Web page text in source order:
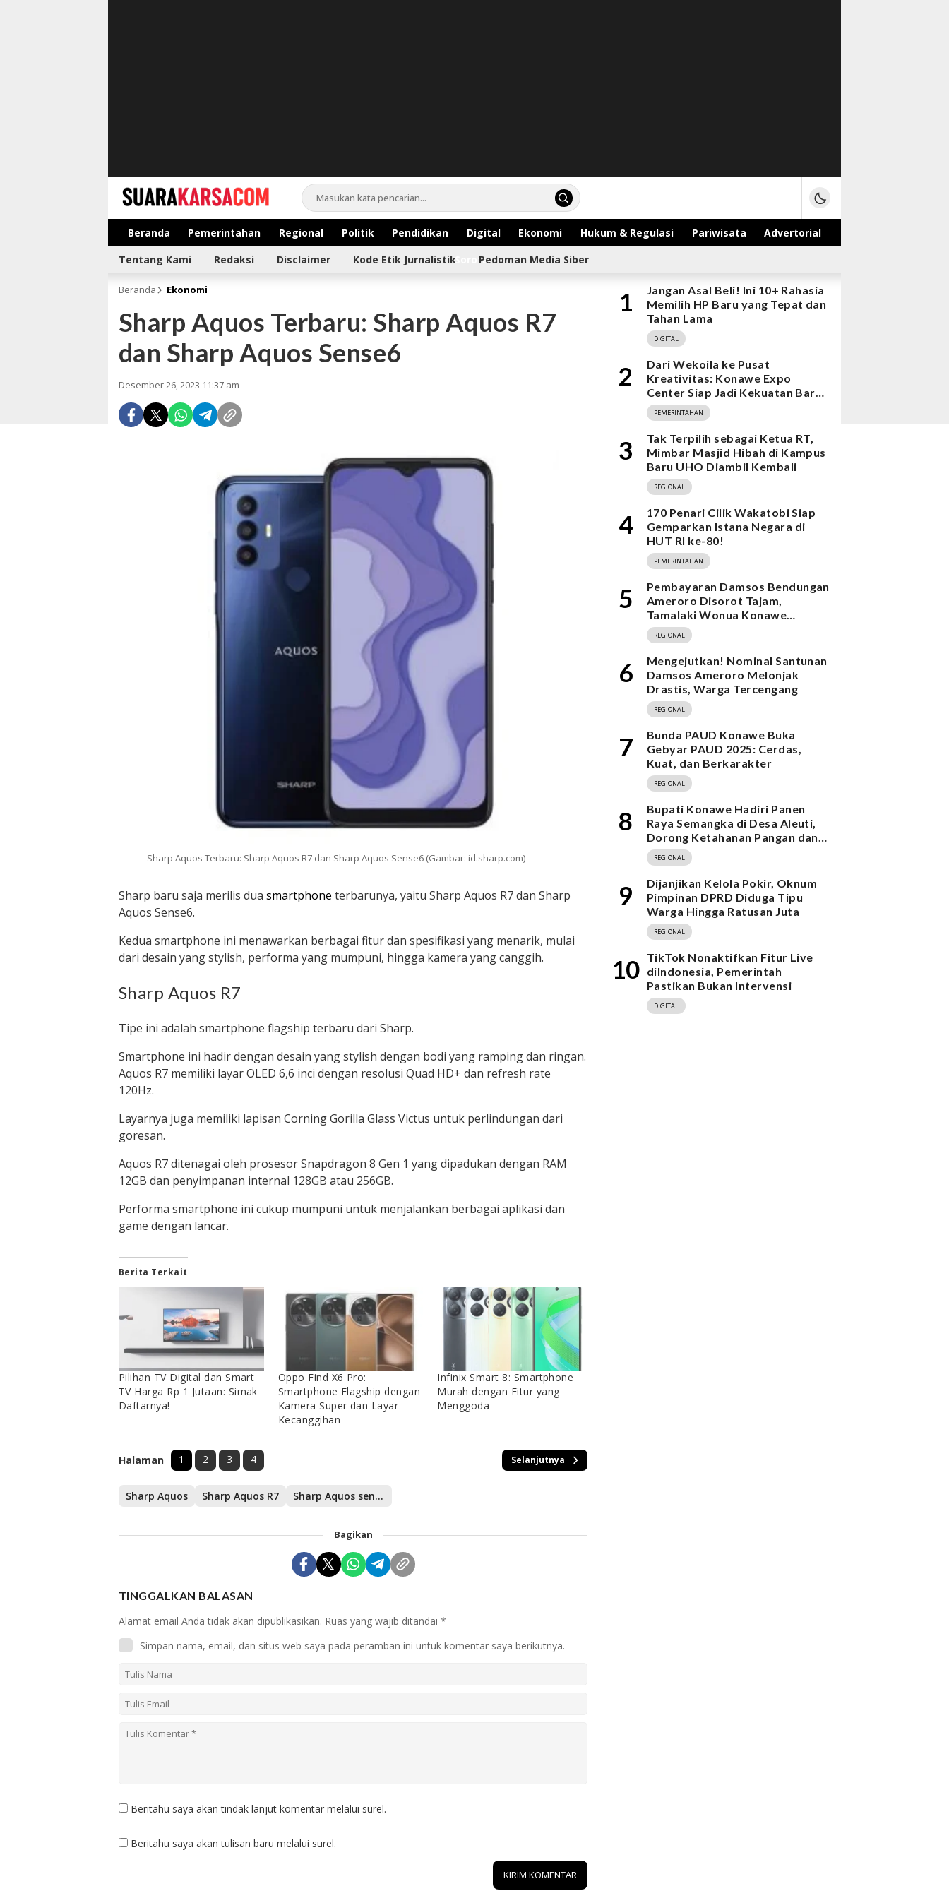
suarakarsa.com
Informasi terpercaya
Beranda Pemerintahan Regional Politik Pendidikan Digital Ekonomi Hukum & Regulasi Pariwisata
Advertorial
Sorotan
Tentang Kami Redaksi Disclaimer Kode Etik Jurnalistik Pedoman Media Siber
Beranda Ekonomi
Sharp Aquos Terbaru: Sharp Aquos R7
dan Sharp Aquos Sense6
Desember 26, 2023 11:37 am
Sharp Aquos Terbaru: Sharp Aquos R7 dan Sharp Aquos Sense6 (Gambar: id.sharp.com)
Sharp baru saja merilis dua smartphone terbarunya, yaitu Sharp Aquos R7 dan Sharp
Aquos Sense6.
Kedua smartphone ini menawarkan berbagai fitur dan spesifikasi yang menarik, mulai
dari desain yang stylish, performa yang mumpuni, hingga kamera yang canggih.
Sharp Aquos R7
Tipe ini adalah smartphone flagship terbaru dari Sharp.
Smartphone ini hadir dengan desain yang stylish dengan bodi yang ramping dan ringan.
Aquos R7 memiliki layar OLED 6,6 inci dengan resolusi Quad HD+ dan refresh rate
120Hz.
Layarnya juga memiliki lapisan Corning Gorilla Glass Victus untuk perlindungan dari
goresan.
Aquos R7 ditenagai oleh prosesor Snapdragon 8 Gen 1 yang dipadukan dengan RAM
12GB dan penyimpanan internal 128GB atau 256GB.
Performa smartphone ini cukup mumpuni untuk menjalankan berbagai aplikasi dan
game dengan lancar.
Berita Terkait
Pilihan TV Digital dan Smart
TV Harga Rp 1 Jutaan: Simak
Daftarnya!
Oppo Find X6 Pro:
Smartphone Flagship dengan
Kamera Super dan Layar
Kecanggihan
Infinix Smart 8: Smartphone
Murah dengan Fitur yang
Menggoda
Halaman 1 2 3 4 Selanjutnya
Sharp Aquos Sharp Aquos R7 Sharp Aquos sens6
Bagikan
TINGGALKAN BALASAN
Alamat email Anda tidak akan dipublikasikan. Ruas yang wajib ditandai *
Simpan nama, email, dan situs web saya pada peramban ini untuk komentar saya berikutnya.
Beritahu saya akan tindak lanjut komentar melalui surel.
Beritahu saya akan tulisan baru melalui surel.
1
Jangan Asal Beli! Ini 10+ Rahasia
Memilih HP Baru yang Tepat dan
Tahan Lama
DIGITAL
2
Dari Wekoila ke Pusat
Kreativitas: Konawe Expo
Center Siap Jadi Kekuatan Baru
Ekonomi
PEMERINTAHAN
3
Tak Terpilih sebagai Ketua RT,
Mimbar Masjid Hibah di Kampus
Baru UHO Diambil Kembali
REGIONAL
4
170 Penari Cilik Wakatobi Siap
Gemparkan Istana Negara di
HUT RI ke-80!
PEMERINTAHAN
5
Pembayaran Damsos Bendungan
Ameroro Disorot Tajam,
Tamalaki Wonua Konawe
Ungkap Dugaan Ketidakberesan
REGIONAL
6
Mengejutkan! Nominal Santunan
Damsos Ameroro Melonjak
Drastis, Warga Tercengang
REGIONAL
7
Bunda PAUD Konawe Buka
Gebyar PAUD 2025: Cerdas,
Kuat, dan Berkarakter
REGIONAL
8
Bupati Konawe Hadiri Panen
Raya Semangka di Desa Aleuti,
Dorong Ketahanan Pangan dan
Program MBG
REGIONAL
9
Dijanjikan Kelola Pokir, Oknum
Pimpinan DPRD Diduga Tipu
Warga Hingga Ratusan Juta
REGIONAL
10 TikTok Nonaktifkan Fitur Live
diIndonesia, Pemerintah
Pastikan Bukan Intervensi
DIGITAL